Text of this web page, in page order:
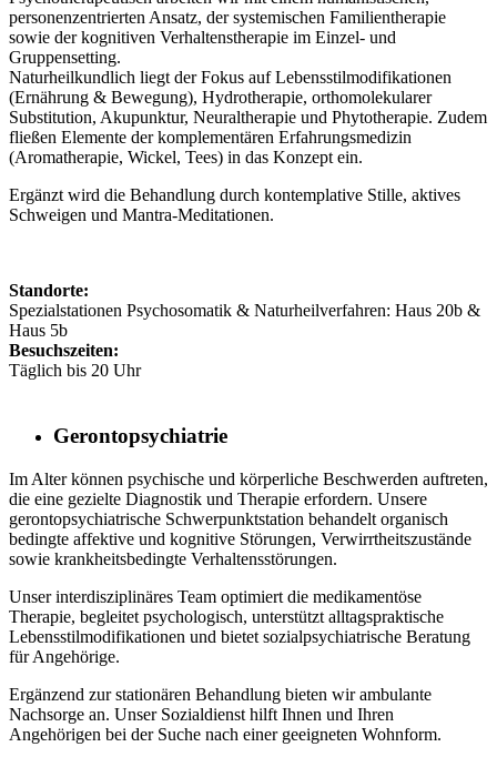
personenzentrierten Ansatz, der systemischen Familientherapie
sowie der kognitiven Verhaltenstherapie im Einzel- und
Gruppensetting.
Naturheilkundlich liegt der Fokus auf Lebensstilmodifikationen
(Ernährung & Bewegung), Hydrotherapie, orthomolekularer
Substitution, Akupunktur, Neuraltherapie und Phytotherapie. Zudem
fließen Elemente der komplementären Erfahrungsmedizin
(Aromatherapie, Wickel, Tees) in das Konzept ein.
Ergänzt wird die Behandlung durch kontemplative Stille, aktives
Schweigen und Mantra-Meditationen.
Standorte:
Spezialstationen Psychosomatik & Naturheilverfahren: Haus 20b &
Haus 5b
Besuchszeiten:
Täglich bis 20 Uhr
Gerontopsychiatrie
Im Alter können psychische und körperliche Beschwerden auftreten,
die eine gezielte Diagnostik und Therapie erfordern. Unsere
gerontopsychiatrische Schwerpunktstation behandelt organisch
bedingte affektive und kognitive Störungen, Verwirrtheitszustände
sowie krankheitsbedingte Verhaltensstörungen.
Unser interdisziplinäres Team optimiert die medikamentöse
Therapie, begleitet psychologisch, unterstützt alltagspraktische
Lebensstilmodifikationen und bietet sozialpsychiatrische Beratung
für Angehörige.
Ergänzend zur stationären Behandlung bieten wir ambulante
Nachsorge an. Unser Sozialdienst hilft Ihnen und Ihren
Angehörigen bei der Suche nach einer geeigneten Wohnform.